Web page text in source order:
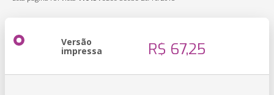
Versão
impressa R$ 67,25